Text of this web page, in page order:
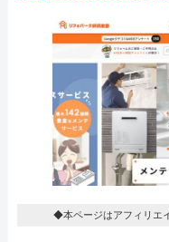
◆本ページはアフィリエ